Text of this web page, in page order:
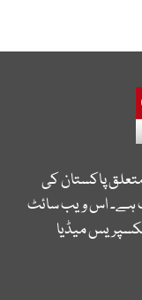
پاکستان کی
ہے۔ اس ویب سائٹ
میڈیا